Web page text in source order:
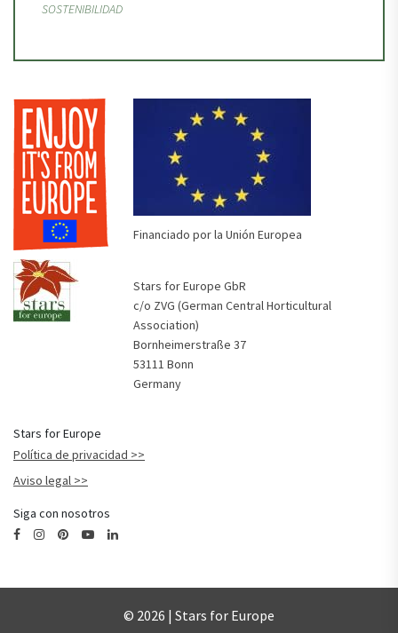
SOSTENIBILIDAD
Financiado por la Unión Europea
Stars for Europe GbR
c/o ZVG (German Central Horticultural
Association)
Bornheimerstraße 37
53111 Bonn
Germany
Stars for Europe
Política de privacidad
Aviso legal
Siga con nosotros
© 2026 | Stars for Europe